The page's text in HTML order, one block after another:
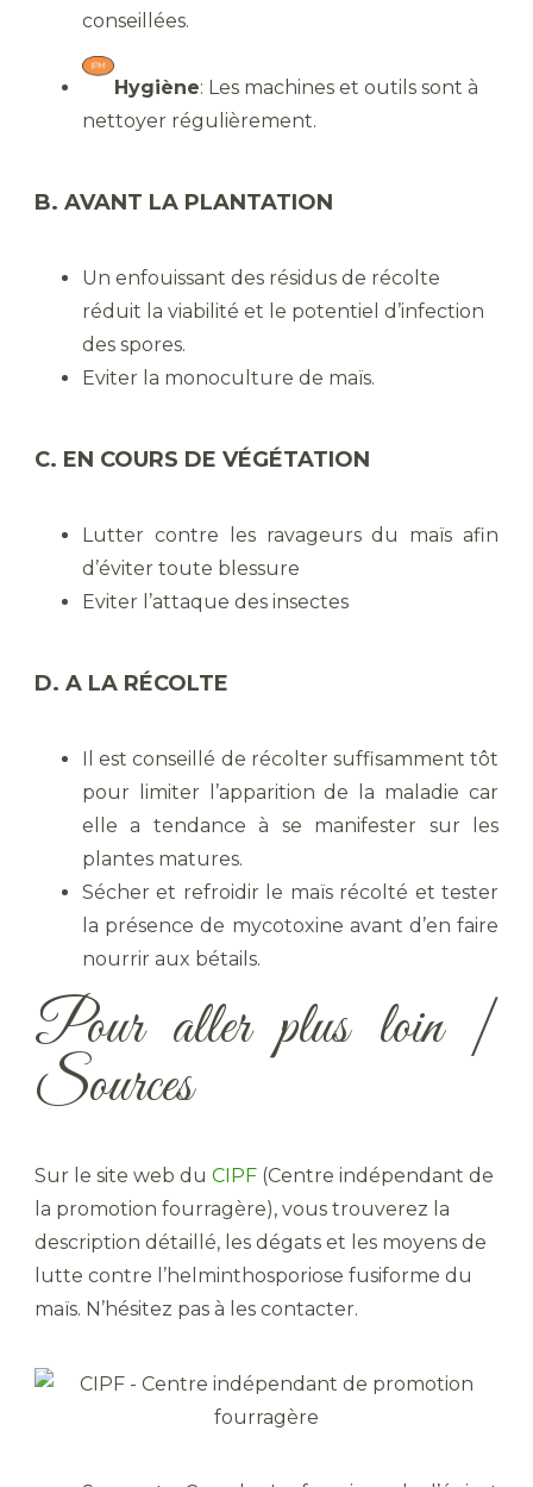
conseillées.
Hygiène: Les machines et outils sont à
nettoyer régulièrement.
B. AVANT LA PLANTATION
Un enfouissant des résidus de récolte
réduit la viabilité et le potentiel d’infection
des spores.
Eviter la monoculture de maïs.
C. EN COURS DE VÉGÉTATION
Lutter contre les ravageurs du maïs afin
d’éviter toute blessure
Eviter l’attaque des insectes
D. A LA RÉCOLTE
Il est conseillé de récolter suffisamment tôt
pour limiter l’apparition de la maladie car
elle a tendance à se manifester sur les
plantes matures.
Sécher et refroidir le maïs récolté et tester
la présence de mycotoxine avant d’en faire
nourrir aux bétails.
Pour aller plus loin |
Sources
Sur le site web du CIPF (Centre indépendant de
la promotion fourragère), vous trouverez la
description détaillé, les dégats et les moyens de
lutte contre l’helminthosporiose fusiforme du
maïs. N’hésitez pas à les contacter.